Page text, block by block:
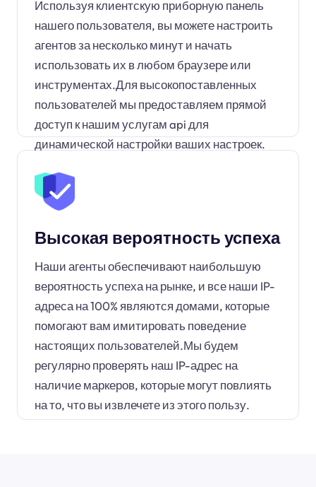
Используя клиентскую приборную панель
нашего пользователя, вы можете настроить
агентов за несколько минут и начать
использовать их в любом браузере или
инструментах.Для высокопоставленных
пользователей мы предоставляем прямой
доступ к нашим услугам api для
динамической настройки ваших настроек.
Высокая вероятность успеха
Наши агенты обеспечивают наибольшую
вероятность успеха на рынке, и все наши IP-
адреса на 100% являются домами, которые
помогают вам имитировать поведение
настоящих пользователей.Мы будем
регулярно проверять наш IP-адрес на
наличие маркеров, которые могут повлиять
на то, что вы извлечете из этого пользу.